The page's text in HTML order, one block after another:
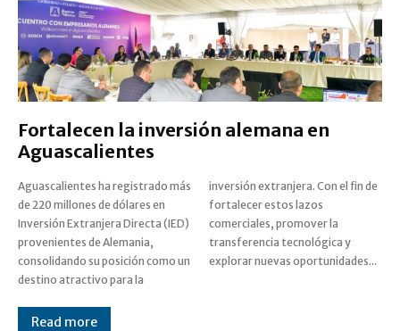
Fortalecen la inversión alemana en
Aguascalientes
Aguascalientes ha registrado más
de 220 millones de dólares en
Inversión Extranjera Directa (IED)
provenientes de Alemania,
consolidando su posición como un
destino atractivo para la
inversión extranjera. Con el fin de
fortalecer estos lazos
comerciales, promover la
transferencia tecnológica y
explorar nuevas oportunidades...
Read more